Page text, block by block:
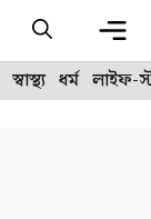
স্বাস্থ্য ধর্ম লাইফ-